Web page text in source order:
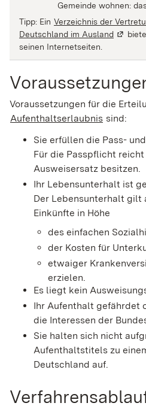
Gemeinde wohnen:
Tipp: Ein Verzeichnis der
Deutschland im Ausland (Wird
seinen Internetseiten.
Voraussetzungen für die
Aufenthaltserlaubnis sind:
Sie erfüllen die Pass-
Für die Passpflicht reicht
Ausweisersatz besitzen.
Ihr Lebensunterhalt ist
Der Lebensunterhalt gilt
Einkünfte in Höhe
des einfachen
der Kosten für
etwaiger
erzielen.
Es liegt kein
Ihr Aufenthalt gefährdet
die Interessen der
Sie halten sich nicht
Aufenthaltstitels zu
Deutschland auf.